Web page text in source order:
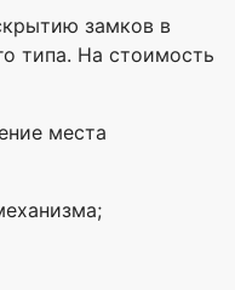
замков в
типа. На стоимость
места